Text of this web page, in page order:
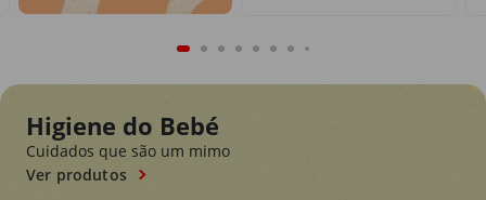
Higiene do Bebé
Cuidados que são um mimo
Ver produtos